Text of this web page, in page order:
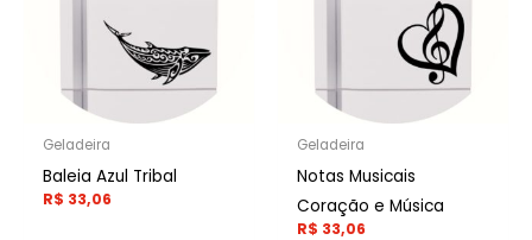
Geladeira
Baleia Azul Tribal
R$ 33,06
Geladeira
Notas Musicais
Coração e Música
R$ 33,06